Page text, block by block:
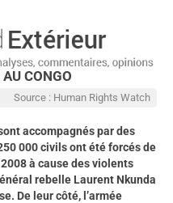
CONGO
Source : Human Rights Watch
accompagnés par des
000 civils ont été forcés de
à cause des violents
rebelle Laurent Nkunda
De leur côté, l’armée